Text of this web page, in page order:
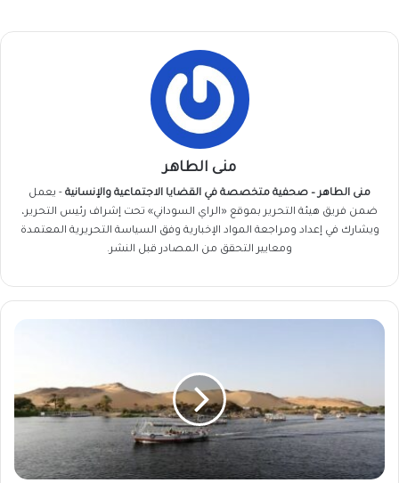
منى الطاهر
منى الطاهر – صحفية متخصصة في القضايا الاجتماعية والإنسانية - يعمل
ضمن فريق هيئة التحرير بموقع «الراي السوداني» تحت إشراف رئيس التحرير،
ويشارك في إعداد ومراجعة المواد الإخبارية وفق السياسة التحريرية المعتمدة
ومعايير التحقق من المصادر قبل النشر.
رحلة
النوبة:
قارب
صغير
يتحول
لكارثة